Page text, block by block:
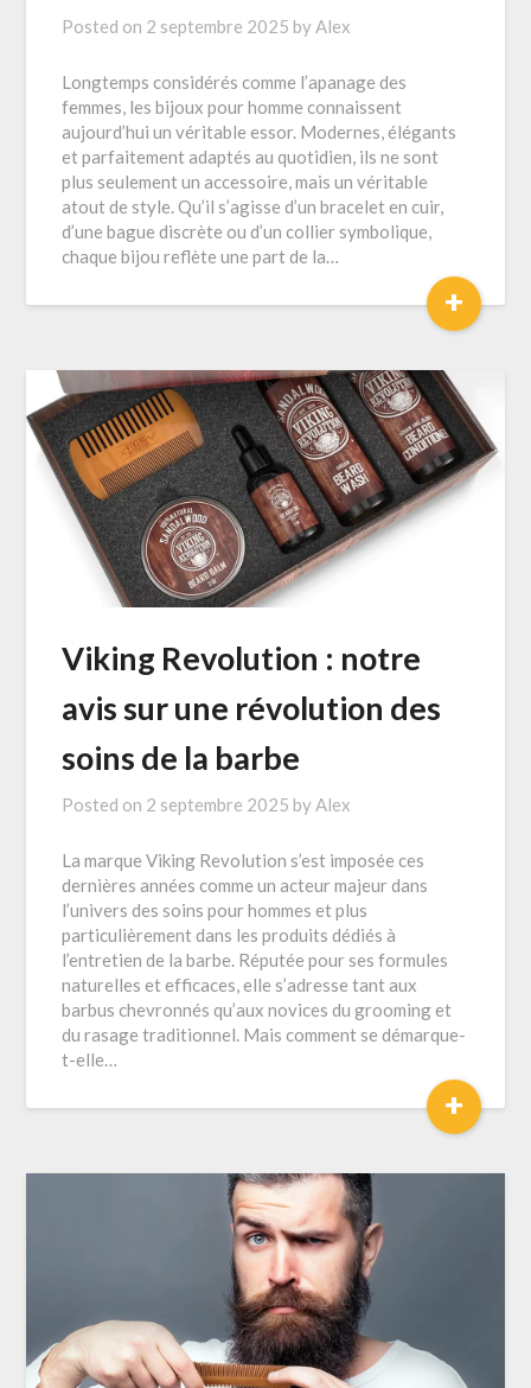
Posted on 2 septembre 2025 byAlex
Longtemps considérés comme l’apanage des
femmes, les bijoux pour homme connaissent
aujourd’hui un véritable essor. Modernes, élégants
et parfaitement adaptés au quotidien, ils ne sont
plus seulement un accessoire, mais un véritable
atout de style. Qu’il s’agisse d’un bracelet en cuir,
d’une bague discrète ou d’un collier symbolique,
chaque bijou reflète une part de la…
+
Viking Revolution : notre
avis sur une révolution des
soins de la barbe
Posted on 2 septembre 2025 byAlex
La marque Viking Revolution s’est imposée ces
dernières années comme un acteur majeur dans
l’univers des soins pour hommes et plus
particulièrement dans les produits dédiés à
l’entretien de la barbe. Réputée pour ses formules
naturelles et efficaces, elle s’adresse tant aux
barbus chevronnés qu’aux novices du grooming et
du rasage traditionnel. Mais comment se démarque-
t-elle…
+